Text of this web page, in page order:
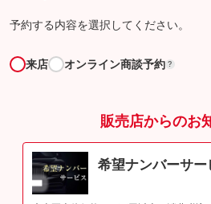
予約する内容を選択してください。
来店 オンライン商談予約 ?
販売店からのお
希望ナンバーサー